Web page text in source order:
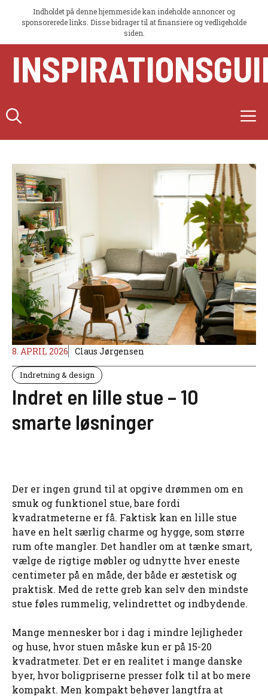
Indholdet på denne hjemmeside kan indeholde annoncer og
sponsorerede links. Disse bidrager til at finansiere og vedligeholde
siden.
indhold
8. APRIL 2026 Claus Jørgensen
Indretning & design
Indret en lille stue – 10
smarte løsninger
Der er ingen grund til at opgive drømmen om en
smuk og funktionel stue, bare fordi
kvadratmeterne er få. Faktisk kan en lille stue
have en helt særlig charme og hygge, som større
rum ofte mangler. Det handler om at tænke smart,
vælge de rigtige møbler og udnytte hver eneste
centimeter på en måde, der både er æstetisk og
praktisk. Med de rette greb kan selv den mindste
stue føles rummelig, velindrettet og indbydende.
Mange mennesker bor i dag i mindre lejligheder
og huse, hvor stuen måske kun er på 15-20
kvadratmeter. Det er en realitet i mange danske
byer, hvor boligpriserne presser folk til at bo mere
kompakt. Men kompakt behøver langtfra at